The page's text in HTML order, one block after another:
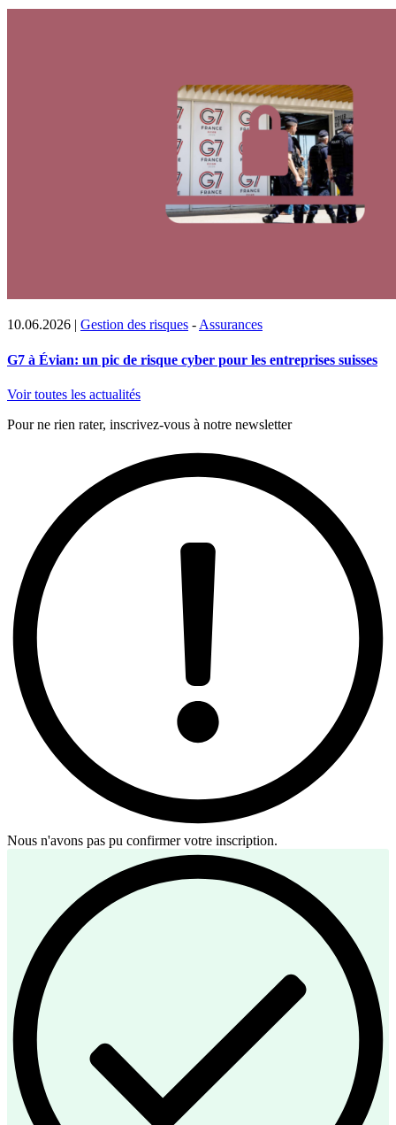
10.06.2026 | Gestion des risques - Assurances
G7 à Évian: un pic de risque cyber pour les entreprises suisses
Voir toutes les actualités
Pour ne rien rater, inscrivez-vous à notre newsletter
Nous n'avons pas pu confirmer votre inscription.